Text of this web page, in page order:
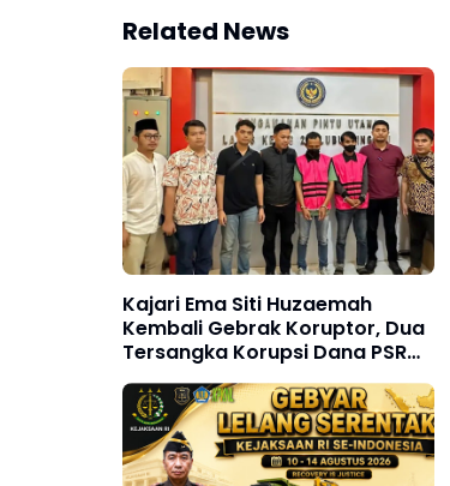
Related News
Kajari Ema Siti Huzaemah
Kembali Gebrak Koruptor, Dua
Tersangka Korupsi Dana PSR
Rp9,34 Miliar Langsung
Dijebloskan ke Penjara